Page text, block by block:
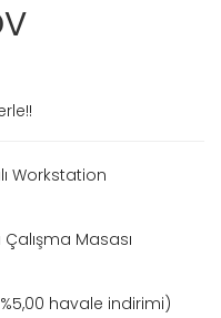
Workstation
Çalışma Masası
havale indirimi)